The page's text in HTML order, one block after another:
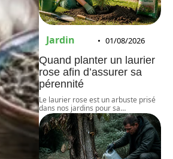
Jardin 01/08/2026
Quand planter un laurier
rose afin d’assurer sa
pérennité
Le laurier rose est un arbuste prisé
dans nos jardins pour sa…